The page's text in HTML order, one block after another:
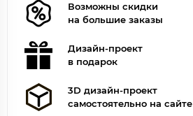
Возможны скидки
на большие заказы
Дизайн-проект
в подарок
3D дизайн-проект
самостоятельно на сайте